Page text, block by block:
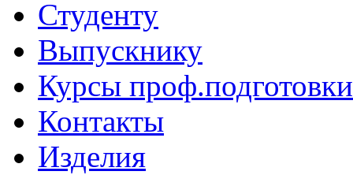
Студенту
Выпускнику
Курсы проф.подготовки
Контакты
Изделия